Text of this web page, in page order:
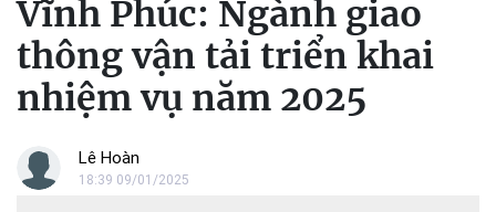
Vĩnh Phúc: Ngành giao
thông vận tải triển khai
nhiệm vụ năm 2025
Lê Hoàn
18:39 09/01/2025